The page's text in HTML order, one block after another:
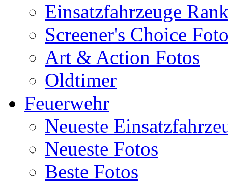
Einsatzfahrzeuge
Screener's Choice
Art & Action Fotos
Oldtimer
Feuerwehr
Neueste
Neueste Fotos
Beste Fotos